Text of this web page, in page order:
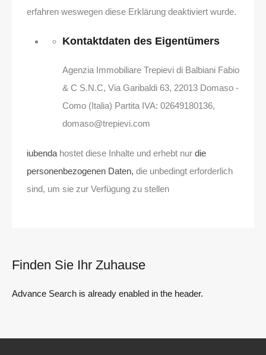
erfahren weswegen diese Erklärung deaktiviert wurde.
Kontaktdaten des Eigentümers
Agenzia Immobiliare Trepievi di Balbiani Fabio
& C S.N.C, Via Garibaldi 63, 22013 Domaso -
Como (Italia) Partita IVA: 02649180136,
domaso@trepievi.com
iubenda hostet diese Inhalte und erhebt nur die
personenbezogenen Daten, die unbedingt erforderlich
sind, um sie zur Verfügung zu stellen
Finden Sie Ihr Zuhause
Advance Search is already enabled in the header.